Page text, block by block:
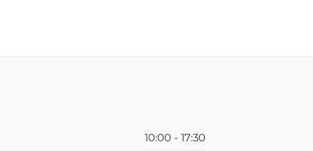
10:00 - 17:30